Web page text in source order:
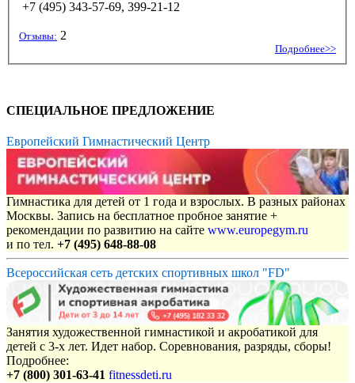
+7 (495) 343-57-69, 399-21-12
Отзывы: 2
Подробнее>>
СПЕЦИАЛЬНОЕ ПРЕДЛОЖЕНИЕ
Европейский Гимнастический Центр
Гимнастика для детей от 1 года и взрослых. В разных районах
Москвы. Запись на бесплатное пробное занятие +
рекомендации по развитию на сайте www.europegym.ru
и по тел. +7 (495) 648-88-08
Всероссийская сеть детских спортивных школ "FD"
Занятия художественной гимнастикой и акробатикой для
детей с 3-х лет. Идет набор. Соревнования, разряды, сборы!
Подробнее:
+7 (800) 301-63-41 fitnessdeti.ru